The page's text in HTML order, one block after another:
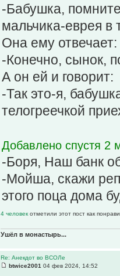
-Бабушка,
мальчика-еврея в
Она ему отвечает:
-Конечно, сынок,
А он ей и говорит:
-Так это-я,
телогреечкой
Добавлено спустя 2
-Боря, Наш банк
-Мойша, скажи
этого поца дома
4 человек отметили этот пост как
Ушёл в монастырь...
Re: Анекдот во ВСОЛе
btwice2001 04 фев 2024, 14:52